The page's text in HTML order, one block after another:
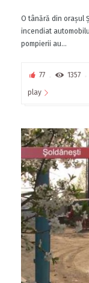
O tânără din oraşul
incendiat
pompierii au...
77 1357
play